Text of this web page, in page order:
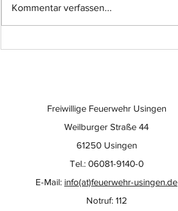
Einsatz-Nr.: 057
Kommentar verfassen...
Freiwillige Feuerwehr Usingen
Weilburger Straße 44
61250 Usingen
Tel.: 06081-9140-0
E-Mail: info(at)feuerwehr-usingen.de
Notruf: 112